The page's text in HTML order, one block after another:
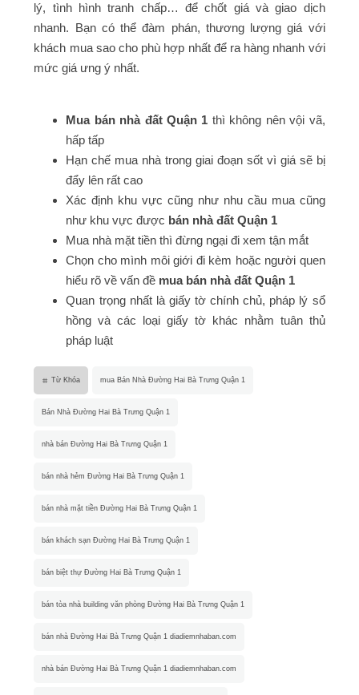
lý, tình hình tranh chấp… để chốt giá và giao dịch
nhanh. Bạn có thể đàm phán, thương lượng giá với
khách mua sao cho phù hợp nhất để ra hàng nhanh với
mức giá ưng ý nhất.
Mua bán nhà đất Quận 1 thì không nên vội vã,
hấp tấp
Hạn chế mua nhà trong giai đoạn sốt vì giá sẽ bị
đẩy lên rất cao
Xác định khu vực cũng như nhu cầu mua cũng
như khu vực được bán nhà đất Quận 1
Mua nhà mặt tiền thì đừng ngại đi xem tận mắt
Chọn cho mình môi giới đi kèm hoặc người quen
hiểu rõ về vấn đề mua bán nhà đất Quận 1
Quan trọng nhất là giấy tờ chính chủ, pháp lý sổ
hồng và các loại giấy tờ khác nhằm tuân thủ
pháp luật
Từ Khóa mua Bán Nhà Đường Hai Bà Trưng Quận 1
Bán Nhà Đường Hai Bà Trưng Quận 1
nhà bán Đường Hai Bà Trưng Quận 1
bán nhà hẻm Đường Hai Bà Trưng Quận 1
bán nhà mặt tiền Đường Hai Bà Trưng Quận 1
bán khách sạn Đường Hai Bà Trưng Quận 1
bán biệt thự Đường Hai Bà Trưng Quận 1
bán tòa nhà building văn phòng Đường Hai Bà Trưng Quận 1
bán nhà Đường Hai Bà Trưng Quận 1 diadiemnhaban.com
nhà bán Đường Hai Bà Trưng Quận 1 diadiemnhaban.com